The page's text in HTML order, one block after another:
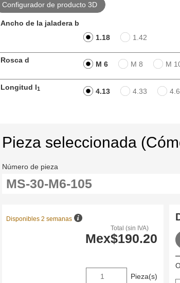
Configurador de producto 3D
Ancho de la jaladera b
1.18
1.42
Rosca d M 6 M 8 M
Longitud l1 4.13 4.33
Pieza seleccionada
Número de pieza
Total (sin IVA)
Mex$190.20
Disponibles 2 semanas
Pieza(s)